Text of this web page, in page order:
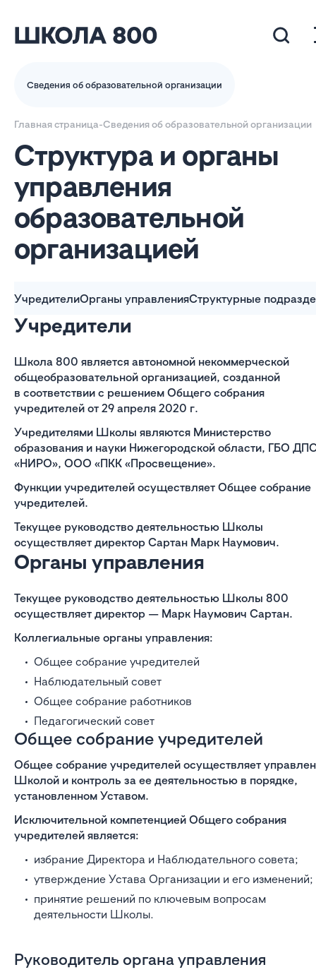
Сведения об образовательной организации
Главная страница-Сведения об образовательной организации
Структура и органы
управления
образовательной
организацией
УчредителиОрганы управленияСтруктурные
Учредители
Школа 800 является автономной некоммерческой
общеобразовательной организацией, созданной
в соответствии с решением Общего собрания
учредителей от 29 апреля 2020 г.
Учредителями Школы являются Министерство
образования и науки Нижегородской области, ГБО
«НИРО», ООО «ПКК «Просвещение».
Функции учредителей осуществляет Общее собрание
учредителей.
Текущее руководство деятельностью Школы
осуществляет директор Сартан Марк Наумович.
Органы управления
Текущее руководство деятельностью Школы 800
осуществляет директор — Марк Наумович Сартан.
Коллегиальные органы управления:
Общее собрание учредителей
Наблюдательный совет
Общее собрание работников
Педагогический совет
Общее собрание учредителей
Общее собрание учредителей осуществляет
Школой и контроль за ее деятельностью в порядке,
установленном Уставом.
Исключительной компетенцией Общего собрания
учредителей является:
избрание Директора и Наблюдательного совета;
утверждение Устава Организации и его изменений;
принятие решений по ключевым вопросам
деятельности Школы.
Руководитель органа управления